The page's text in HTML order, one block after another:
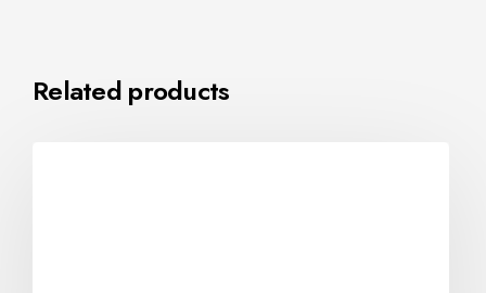
Related products